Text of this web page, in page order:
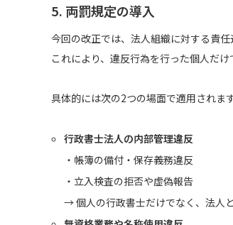
5. 両罰規定の導入
今回の改正では、法人組織に対する責任
これにより、違反行為を行った個人だ
具体的には次の2つの場面で適用されます
行政書士法人の内部管理違反
・帳簿の備付・保存義務違反
・立入検査の拒否や虚偽報告
→ 個人の行政書士だけでなく、法人